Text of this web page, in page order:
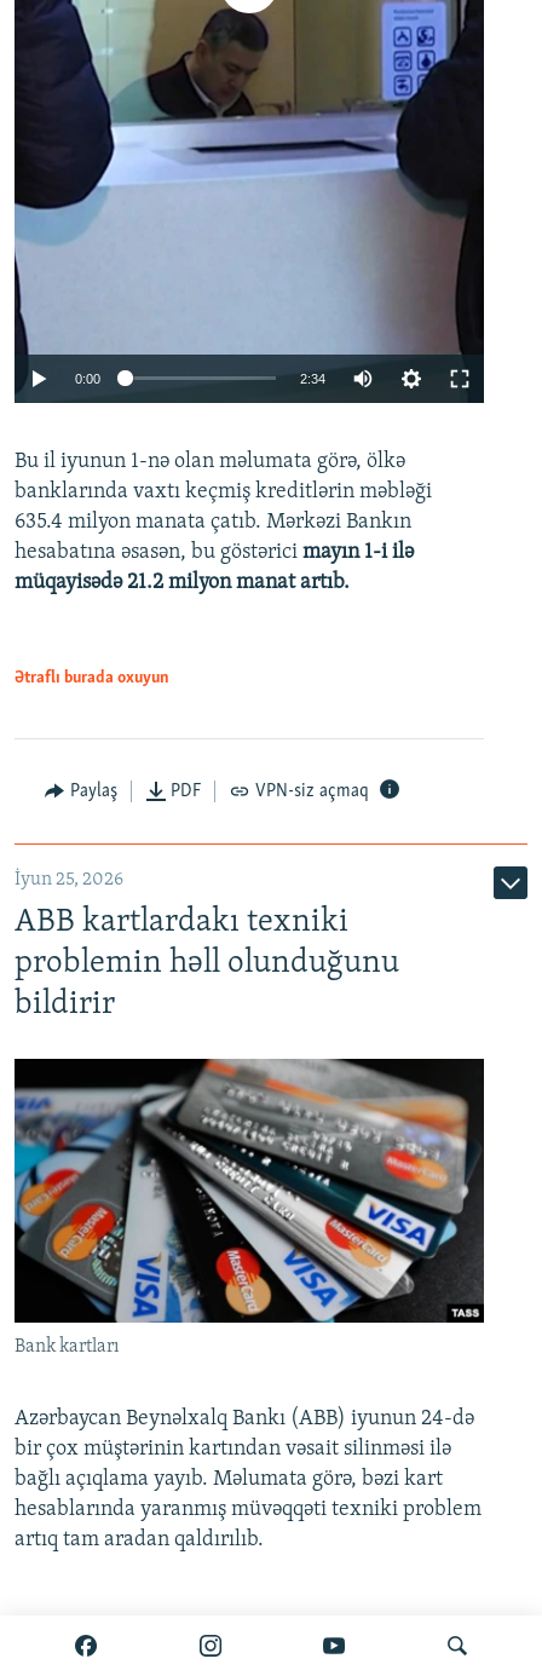
Auto 240p 360p 480p
720p 1080p
0:00 2:34
360p
480p
720p
Bu il iyunun 1-nə olan məlumata görə, ölkə
banklarında vaxtı keçmiş kreditlərin məbləği
635.4 milyon manata çatıb. Mərkəzi Bankın
hesabatına əsasən, bu göstərici mayın 1-i ilə
müqayisədə 21.2 milyon manat artıb.
Ətraflı burada oxuyun
Paylaş PDF VPN-siz açmaq
İyun 25, 2026
ABB kartlardakı texniki
problemin həll olunduğunu
bildirir
Bank kartları
Azərbaycan Beynəlxalq Bankı (ABB) iyunun 24-də
bir çox müştərinin kartından vəsait silinməsi ilə
bağlı açıqlama yayıb. Məlumata görə, bəzi kart
hesablarında yaranmış müvəqqəti texniki problem
artıq tam aradan qaldırılıb.
Ətraflı burada oxuyun